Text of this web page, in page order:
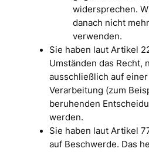
widersprechen.
danach nicht
verwenden.
Sie haben laut Artikel
Umständen das Recht,
ausschließlich auf
Verarbeitung (zum
beruhenden
werden.
Sie haben laut Artikel
auf Beschwerde. Das